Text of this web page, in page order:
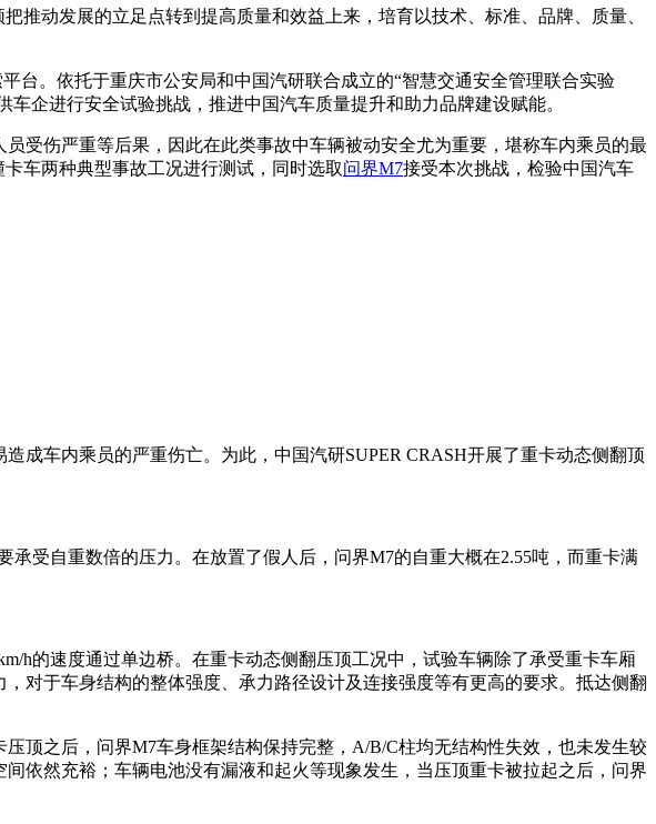
推动发展的立足点转到提高质量和效益上来，培育以技术、标准、品牌、质量、
台。依托于重庆市公安局和中国汽研联合成立的“智慧交通安全管理联合实验
企进行安全试验挑战，推进中国汽车质量提升和助力品牌建设赋能。
受伤严重等后果，因此在此类事故中车辆被动安全尤为重要，堪称车内乘员的最
车两种典型事故工况进行测试，同时选取问界M7接受本次挑战，检验中国汽车
成车内乘员的严重伤亡。为此，中国汽研SUPER CRASH开展了重卡动态侧翻顶
受自重数倍的压力。在放置了假人后，问界M7的自重大概在2.55吨，而重卡满
h的速度通过单边桥。在重卡动态侧翻压顶工况中，试验车辆除了承受重卡车厢
对于车身结构的整体强度、承力路径设计及连接强度等有更高的要求。抵达侧翻
顶之后，问界M7车身框架结构保持完整，A/B/C柱均无结构性失效，也未发生较
依然充裕；车辆电池没有漏液和起火等现象发生，当压顶重卡被拉起之后，问界